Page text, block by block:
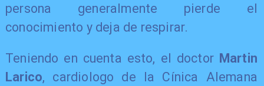
persona generalmente pierde el
conocimiento y deja de respirar.
Teniendo en cuenta esto, el doctor Martin
Larico, cardiologo de la Cínica Alemana